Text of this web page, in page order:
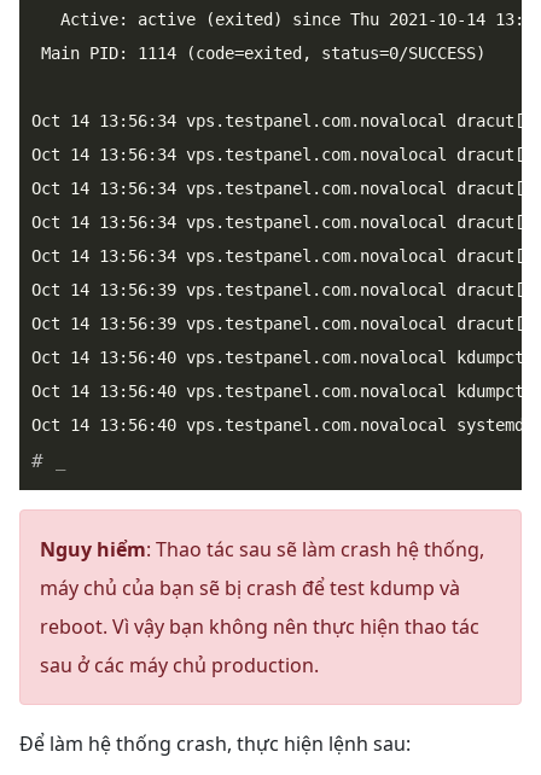
Active: active (exited) since Thu 2021-10-14
Main PID: 1114 (code=exited, status=0/SUCCESS)
Oct 14 13:56:34 vps.testpanel.com.novalocal
Oct 14 13:56:34 vps.testpanel.com.novalocal
Oct 14 13:56:34 vps.testpanel.com.novalocal
Oct 14 13:56:34 vps.testpanel.com.novalocal
Oct 14 13:56:34 vps.testpanel.com.novalocal
Oct 14 13:56:39 vps.testpanel.com.novalocal
Oct 14 13:56:39 vps.testpanel.com.novalocal
Oct 14 13:56:40 vps.testpanel.com.novalocal
Oct 14 13:56:40 vps.testpanel.com.novalocal
Nguy hiểm: Thao tác sau sẽ làm crash hệ thống,
máy chủ của bạn sẽ bị crash để test kdump và
reboot. Vì vậy bạn không nên thực hiện thao tác
sau ở các máy chủ production.
Để làm hệ thống crash, thực hiện lệnh sau: